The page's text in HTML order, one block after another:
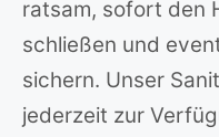
ratsam, sofort den
schließen und
sichern. Unser
jederzeit zur